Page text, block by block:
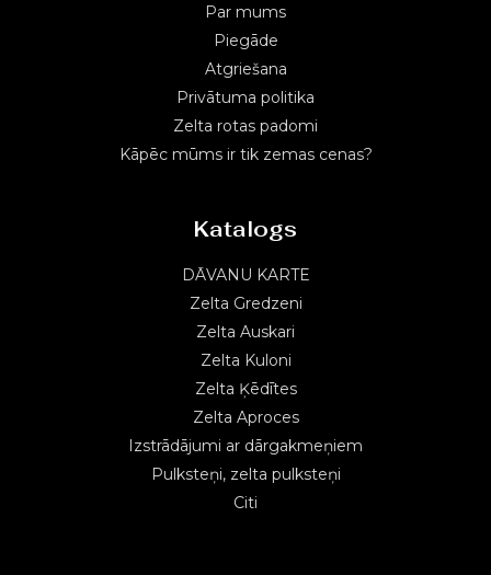
Par mums
Piegāde
Atgriešana
Privātuma politika
Zelta rotas padomi
Kāpēc mūms ir tik zemas cenas?
Katalogs
DĀVANU KARTE
Zelta Gredzeni
Zelta Auskari
Zelta Kuloni
Zelta Ķēdītes
Zelta Aproces
Izstrādājumi ar dārgakmeņiem
Pulksteņi, zelta pulksteņi
Citi